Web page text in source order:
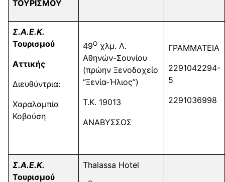
ΤΟΥΡΙΣΜΟΥ
Σ.Α.Ε.Κ.
Τουρισμού
Αττικής
Διευθύντρια:
Χαραλαμπία
Κοβούση
49Ο χλμ. Λ.
Αθηνών-Σουνίου
(πρώην Ξενοδοχείο
“Ξενία-Ήλιος”)
Τ.Κ. 19013
ΑΝΑΒΥΣΣΟΣ
ΓΡΑΜΜΑΤΕΙΑ
2291042294-
5
2291036998
Σ.Α.Ε.Κ.
Τουρισμού
Thalassa Hotel